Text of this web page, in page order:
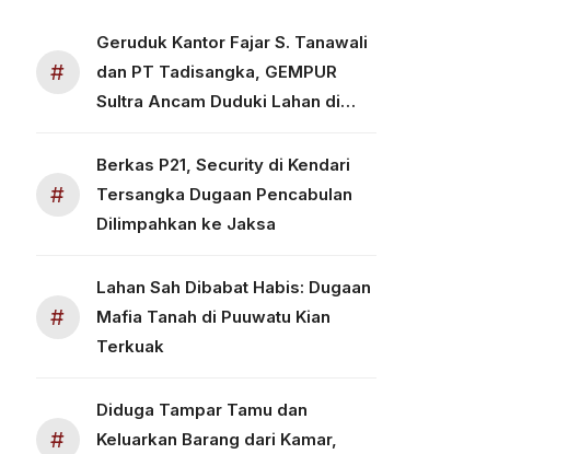
#
Geruduk Kantor Fajar S. Tanawali
dan PT Tadisangka, GEMPUR
Sultra Ancam Duduki Lahan di
#
Berkas P21, Security di Kendari
Tersangka Dugaan Pencabulan
Dilimpahkan ke Jaksa
#
Lahan Sah Dibabat Habis: Dugaan
Mafia Tanah di Puuwatu Kian
Terkuak
#
Diduga Tampar Tamu dan
Keluarkan Barang dari Kamar,